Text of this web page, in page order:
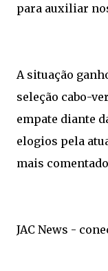
para auxiliar
A situação
seleção cabo-
empate diante
elogios pela
mais
JAC News -